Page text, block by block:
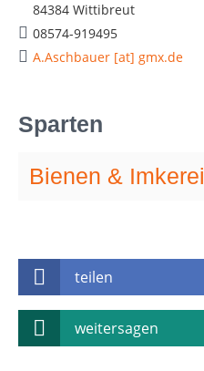
84384 Wittibreut
08574-919495
A.Aschbauer [at] gmx.de
Sparten
Bienen & Imkerei
teilen
weitersagen